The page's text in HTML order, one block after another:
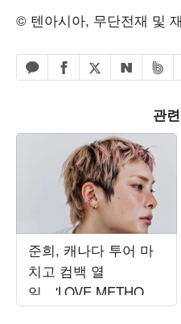
© 텐아시아, 무단전재 및
카카오톡 공유하기
페이스북 공유하기
엑스 공유하기
네이버 공
밴드
관
준희, 캐나다 투어 마
치고 컴백 열
일…'LOVE METHOD'
발매